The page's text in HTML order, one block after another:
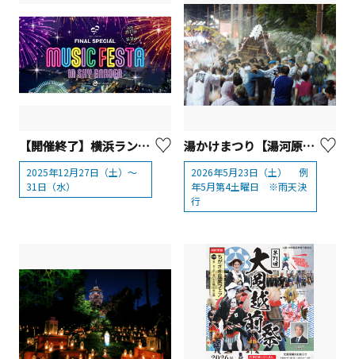
【開催終了】横浜ランドマークタワー69階展望フロア スカイガーデン 「MUSIC FESTA IN SKY GARDEN」
2025年12月27日（土）～
31日（水）
湯かけまつり【湯河原町】
2026年5月23日（土） 例
年5月第4土曜日 ※雨天決
行